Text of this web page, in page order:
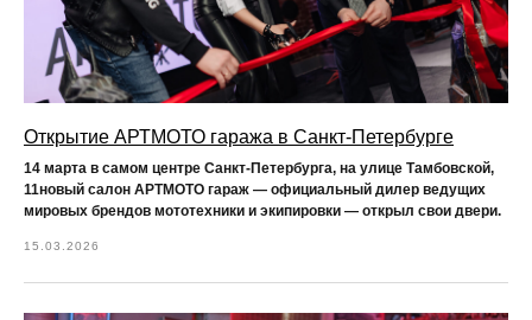
Открытие АРТМОТО гаража в Санкт-Петербурге
14 марта в самом центре Санкт-Петербурга, на улице Тамбовской,
11новый салон АРТМОТО гараж — официальный дилер ведущих
мировых брендов мототехники и экипировки — открыл свои двери.
15.03.2026